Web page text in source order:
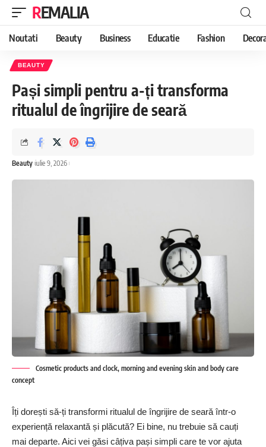
REMALIA
Noutati Beauty Business Educatie Fashion
BEAUTY
Pași simpli pentru a-ți transforma
ritualul de îngrijire de seară
Beauty iulie 9, 2026
Cosmetic products and clock, morning and evening skin and body care
concept
Îți dorești să-ți transformi ritualul de îngrijire de seară într-o
experiență relaxantă și plăcută? Ei bine, nu trebuie să cauți
mai departe. Aici vei găsi câțiva pași simpli care te vor ajuta